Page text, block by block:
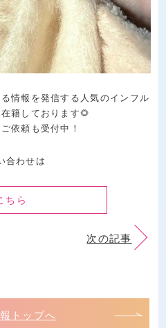
情報を発信する人気のインフル
籍しております🌻
依頼も受付中！
合わせは
ちら
次の記事
トップへ